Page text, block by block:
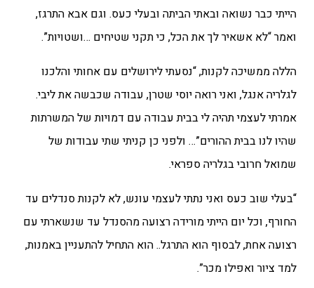
הייתי כבר נשואה ובאתי הביתה ובעלי כעס. וגם אבא התרגז,
ואמר “לא אשאיר לך את הכל, כי תקני שטיחים …ושטויות”.
הללה ממשיכה לקנות, “נסעתי לירושלים עם אחותי והלכנו
לגלריה אנגל, ואני רואה יוסי שטרן, עבודה שכבשה את ליבי.
אמרתי לעצמי תהיה לי בבית עבודה עם דמויות של המשרתות
שהיו לנו בבית ההורים”… ולפני כן קניתי שתי עבודות של
שמואל חרובי בגלריה ספראי.
“בעלי שוב כעס ואני נתתי לעצמי עונש, לא לקנות סנדלים עד
החורף, וכל יום הייתי מורידה רצועה מהסנדל עד שנשארתי עם
רצועה אחת, לבסוף הוא התרגל.. הוא התחיל להתעניין באמנות,
למד ציור ואפילו מכר”.